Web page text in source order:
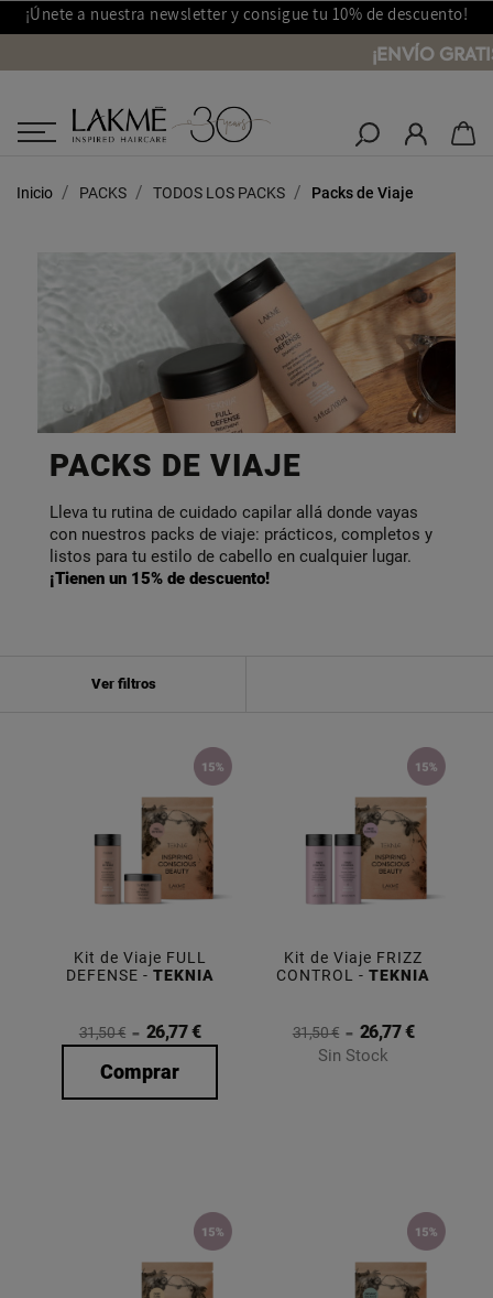
¡Únete a nuestra newsletter y consigue tu 10% de descuento!
¡ENVÍO
Salones Lakmé
Inicio PACKS TODOS LOS PACKS Packs de Viaje
PACKS DE VIAJE
Lleva tu rutina de cuidado capilar allá donde vayas
con nuestros packs de viaje: prácticos, completos y
listos para tu estilo de cabello en cualquier lugar.
¡Tienen un 15% de descuento!
Ver filtros
Kit de Viaje FULL
DEFENSE - TEKNIA
31,50 € 26,77 €
Comprar
Kit de Viaje FRIZZ
CONTROL - TEKNIA
31,50 € 26,77 €
Sin Stock